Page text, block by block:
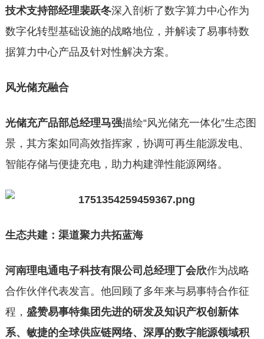
技术支持部经理裴跃冬深入剖析了数字算力中心作为
数字化转型基础设施的战略地位，并解读了易事特数
据算力中心产品及针对性解决方案。
风光储充融合
光储充产品部总经理马强描绘“风光储充一体化”生态图
景，其方案如同高效指挥家，协调可再生能源发电、
智能存储与便捷充电，助力构建弹性能源网络。
生态共建：渠道聚力共拓蓝海
河南理电通电子科技有限公司总经理丁会欣作为战略
合作伙伴代表发言。他回顾了多年来与易事特合作征
程， 盛赞易事特集团先进的研发及知识产权创新体
系、敏捷的全球供应链网络、深厚的数字能源领域积